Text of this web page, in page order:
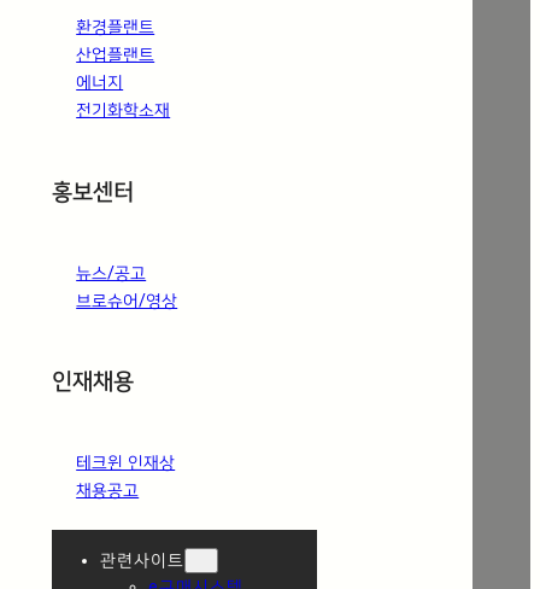
환경플랜트
산업플랜트
에너지
전기화학소재
홍보센터
뉴스/공고
브로슈어/영상
인재채용
테크윈 인재상
채용공고
관련사이트